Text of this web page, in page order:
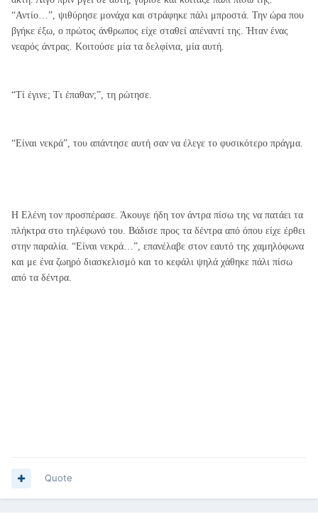
“Αντίο…”, ψιθύρησε μονάχα και στράφηκε πάλι μπροστά. Την ώρα που
βγήκε έξω, ο πρώτος άνθρωπος είχε σταθεί απέναντί της. Ήταν ένας
νεαρός άντρας. Κοιτούσε μία τα δελφίνια, μία αυτή.
“Τί έγινε; Τι έπαθαν;”, τη ρώτησε.
“Είναι νεκρά”, του απάντησε αυτή σαν να έλεγε το φυσικότερο πράγμα.
Η Ελένη τον προσπέρασε. Άκουγε ήδη τον άντρα πίσω της να πατάει τα
πλήκτρα στο τηλέφωνό του. Βάδισε προς τα δέντρα από όπου είχε έρθει
στην παραλία. “Είναι νεκρά…”, επανέλαβε στον εαυτό της χαμηλόφωνα
και με ένα ζωηρό διασκελισμό και το κεφάλι ψηλά χάθηκε πάλι πίσω
από τα δέντρα.
Quote